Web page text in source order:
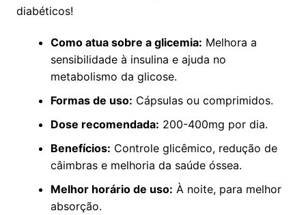
diabéticos!
Como atua sobre a glicemia: Melhora a
sensibilidade à insulina e ajuda no
metabolismo da glicose.
Formas de uso: Cápsulas ou comprimidos.
Dose recomendada: 200-400mg por dia.
Benefícios: Controle glicêmico, redução de
câimbras e melhoria da saúde óssea.
Melhor horário de uso: À noite, para melhor
absorção.